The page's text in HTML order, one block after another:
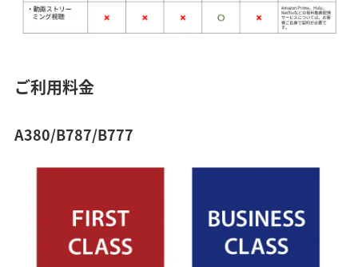
ご利用料金
A380/B787/B777